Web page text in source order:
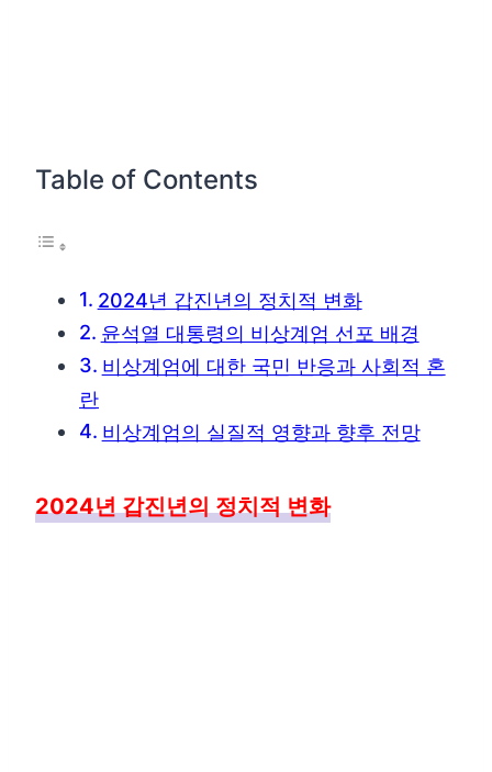
Table of Contents
2024년 갑진년의 정치적 변화
윤석열 대통령의 비상계엄 선포 배경
비상계엄에 대한 국민 반응과 사회적 혼
란
비상계엄의 실질적 영향과 향후 전망
2024년 갑진년의 정치적 변화